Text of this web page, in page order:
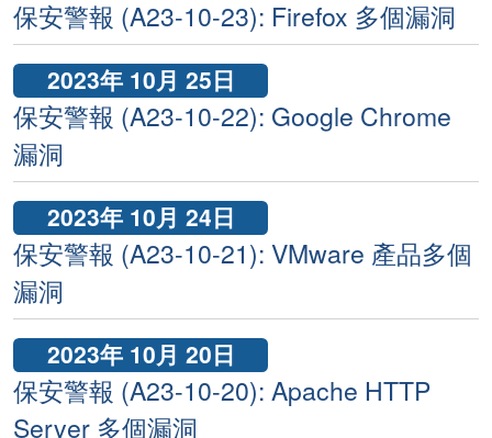
保安警報 (A23-10-23): Firefox 多個漏洞
2023年 10月 25日
保安警報 (A23-10-22): Google Chrome
漏洞
2023年 10月 24日
保安警報 (A23-10-21): VMware 產品多個
漏洞
2023年 10月 20日
保安警報 (A23-10-20): Apache HTTP
Server 多個漏洞